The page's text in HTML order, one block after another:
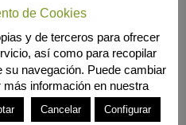
de Cookies
y de terceros para ofrecer
así como para recopilar
navegación. Puede cambiar
más información en nuestra
Cancelar Configurar